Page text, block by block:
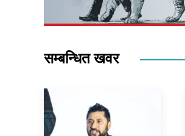
सम्बन्धित खवर